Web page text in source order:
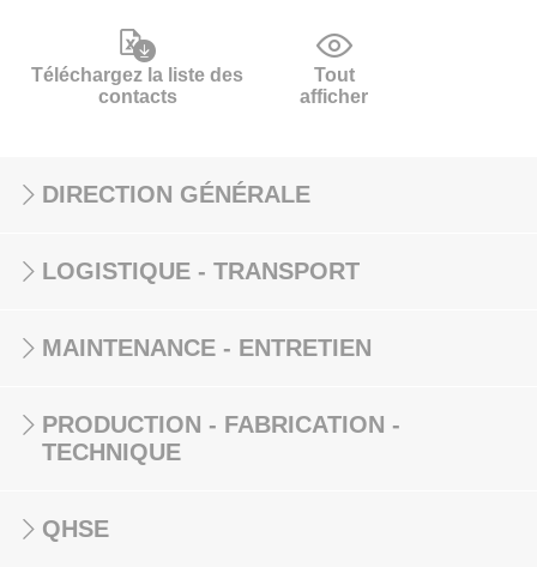
Téléchargez la liste des
contacts
Tout
afficher
DIRECTION GÉNÉRALE
LOGISTIQUE - TRANSPORT
MAINTENANCE - ENTRETIEN
PRODUCTION - FABRICATION -
TECHNIQUE
QHSE